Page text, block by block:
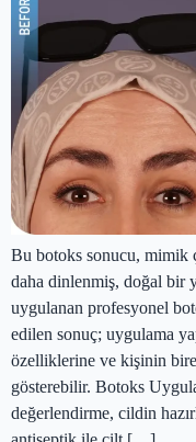
Bu botoks sonucu, mimik
daha dinlenmiş, doğal bir
uygulanan profesyonel
edilen sonuç; uygulama
özelliklerine ve kişinin
gösterebilir. Botoks
değerlendirme, cildin